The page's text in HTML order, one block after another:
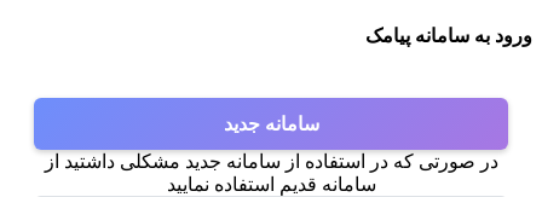
ورود به سامانه پیامک
سامانه جدید
در صورتی که در استفاده از سامانه جدید مشکلی داشتید از
سامانه قدیم استفاده نمایید